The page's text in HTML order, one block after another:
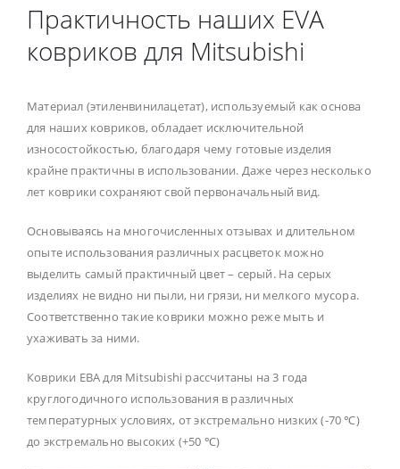
Практичность наших EVA
ковриков для Mitsubishi
Материал (этиленвинилацетат), используемый как основа
для наших ковриков, обладает исключительной
износостойкостью, благодаря чему готовые изделия
крайне практичны в использовании. Даже через несколько
лет коврики сохраняют свой первоначальный вид.
Основываясь на многочисленных отзывах и длительном
опыте использования различных расцветок можно
выделить самый практичный цвет – серый. На серых
изделиях не видно ни пыли, ни грязи, ни мелкого мусора.
Соответственно такие коврики можно реже мыть и
ухаживать за ними.
Коврики ЕВА для Mitsubishi рассчитаны на 3 года
круглогодичного использования в различных
температурных условиях, от экстремально низких (-70 ℃)
до экстремально высоких (+50 ℃)